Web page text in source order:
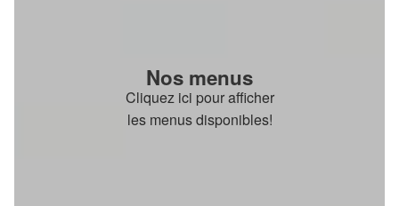
Nos menus
Cliquez ici pour afficher
les menus disponibles!